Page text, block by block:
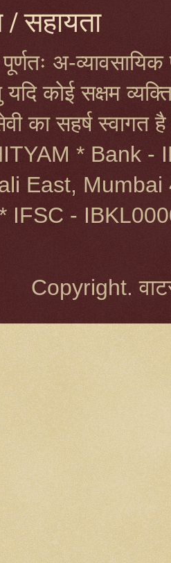
सहायता
पूर्णतः अ-
कोई सक्षम
का सहर्ष
* Bank -
East,
IFSC -
Copyright.